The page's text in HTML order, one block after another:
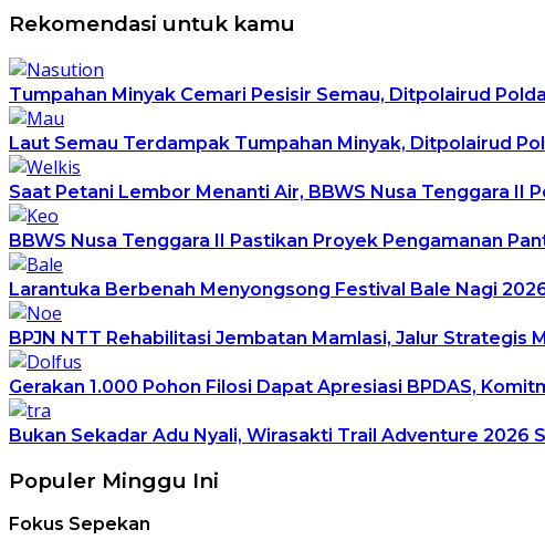
Rekomendasi untuk kamu
Tumpahan Minyak Cemari Pesisir Semau, Ditpolairud
Laut Semau Terdampak Tumpahan Minyak, Ditpolairud
Saat Petani Lembor Menanti Air, BBWS Nusa Tenggara II
BBWS Nusa Tenggara II Pastikan Proyek Pengamanan
Larantuka Berbenah Menyongsong Festival Bale Nagi
BPJN NTT Rehabilitasi Jembatan Mamlasi, Jalur Strategis
Gerakan 1.000 Pohon Filosi Dapat Apresiasi BPDAS,
Bukan Sekadar Adu Nyali, Wirasakti Trail Adventure 2026
Populer Minggu Ini
Fokus Sepekan